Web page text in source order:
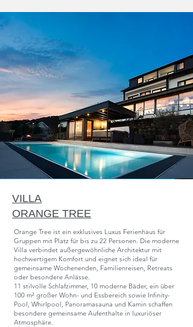
VILLA
ORANGE TREE
Orange Tree ist ein exklusives Luxus Ferienhaus für
Gruppen mit Platz für bis zu 22 Personen. Die moderne
Villa verbindet außergewöhnliche Architektur mit
hochwertigem Komfort und eignet sich ideal für
gemeinsame Wochenenden, Familienreisen, Retreats
oder besondere Anlässe.
11 stilvolle Schlafzimmer, 10 moderne Bäder, ein über
100 m² großer Wohn- und Essbereich sowie Infinity-
Pool, Whirlpool, Panoramasauna und Kamin schaffen
besondere gemeinsame Aufenthalte in luxuriöser
Atmosphäre.